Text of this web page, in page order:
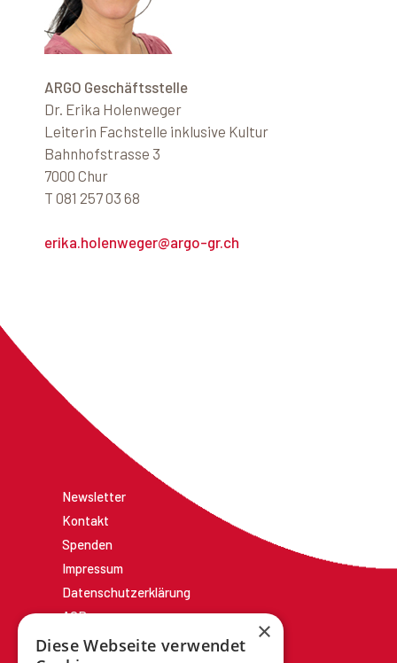
ARGO Geschäftsstelle
Dr. Erika Holenweger
Leiterin Fachstelle inklusive Kultur
Bahnhofstrasse 3
7000 Chur
T 081 257 03 68
erika.holenweger@argo-gr.ch
Newsletter
Kontakt
Spenden
Impressum
Datenschutzerklärung
AGBs
×
Diese Webseite verwendet